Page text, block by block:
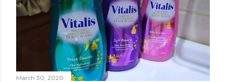
March 30, 2020